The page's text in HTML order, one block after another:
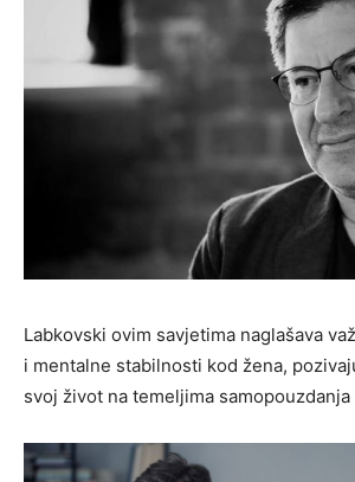
Labkovski ovim savjetima naglašava
i mentalne stabilnosti kod žena,
svoj život na temeljima